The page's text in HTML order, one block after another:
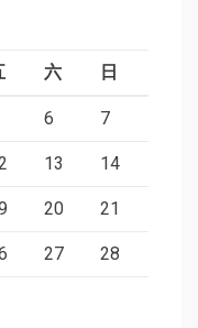
六 日
6 7
13 14
20 21
27 28